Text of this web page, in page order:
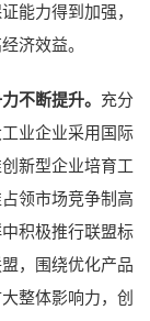
能力得到加强，
济效益。
不断提升。 充分
业企业采用国际
新型企业培育工
领市场竞争制高
积极推行联盟标
，围绕优化产品
整体影响力，创